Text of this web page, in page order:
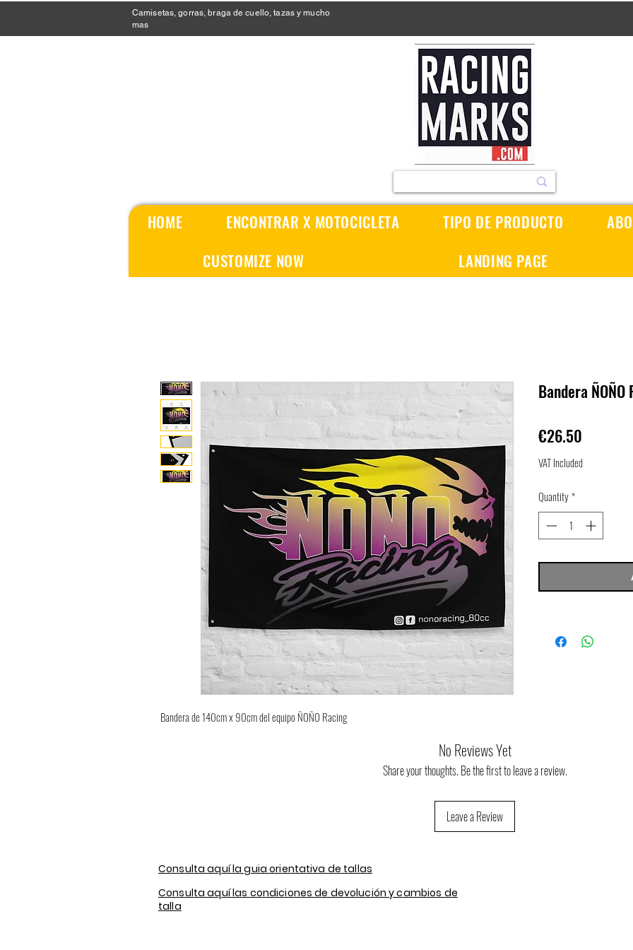
Camisetas, gorras, braga de cuello, tazas y mucho
mas
HOME ENCONTRAR X MOTOCICLETA TIPO DE PRODUCTO
CUSTOMIZE NOW
LANDING PAGE
Bandera de 140cm x 90cm del equipo ÑOÑO Racing
Bandera ÑOÑO
€26.50
VAT Included
Quantity*
No Reviews Yet
Share your thoughts. Be the first to leave a review.
Leave a Review
Consulta aquí la guia orientativa de tallas
Consulta aquí las condiciones de devolución y cambios de
talla